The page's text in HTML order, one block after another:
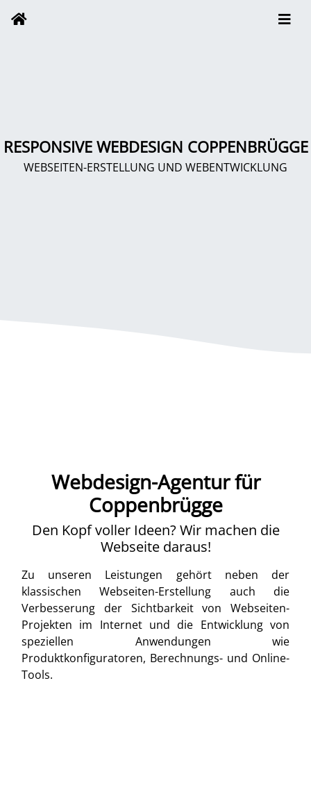
RESPONSIVE WEBDESIGN COPPENBRÜGGE
WEBSEITEN-ERSTELLUNG UND WEBENTWICKLUNG
Webdesign-Agentur für
Coppenbrügge
Den Kopf voller Ideen? Wir machen die
Webseite daraus!
Zu unseren Leistungen gehört neben der
klassischen Webseiten-Erstellung auch die
Verbesserung der Sichtbarkeit von Webseiten-
Projekten im Internet und die Entwicklung von
speziellen Anwendungen wie
Produktkonfiguratoren, Berechnungs- und Online-
Tools.